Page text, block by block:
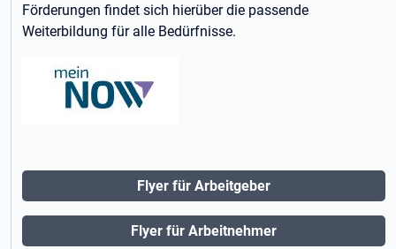
Förderungen findet sich hierüber die passende
Weiterbildung für alle Bedürfnisse.
Flyer für Arbeitgeber
Flyer für Arbeitnehmer